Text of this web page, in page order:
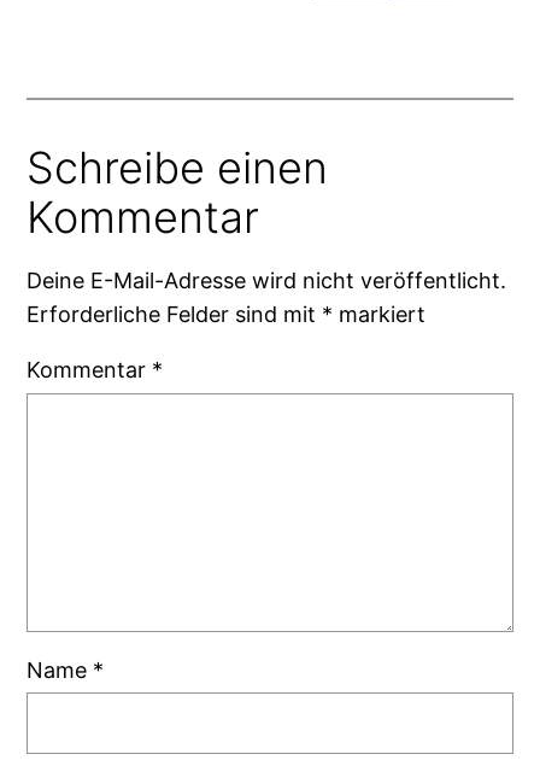
Schreibe einen
Kommentar
Deine E-Mail-Adresse wird nicht veröffentlicht.
Erforderliche Felder sind mit * markiert
Kommentar *
Name *